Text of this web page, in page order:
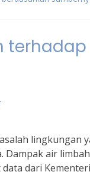
lingkungan
Dampak air
dari